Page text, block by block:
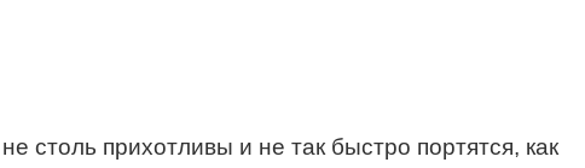
столь прихотливы и не так быстро портятся, как